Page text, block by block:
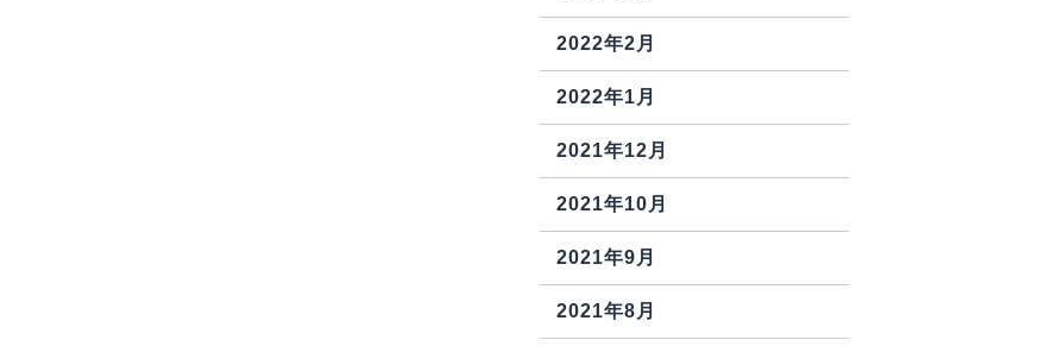
2022年2月
2022年1月
2021年12月
2021年10月
2021年9月
2021年8月